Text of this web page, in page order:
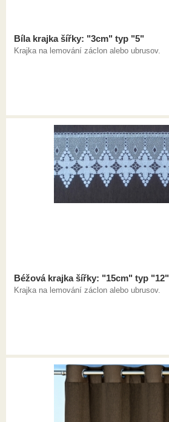
Bíla krajka šířky: "3cm" typ "5"
Krajka na lemování záclon alebo ubrusov.
Béžová krajka šířky: "15cm" typ "12"
Krajka na lemování záclon alebo ubrusov.